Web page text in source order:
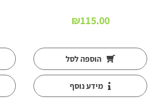
₪115.00
הוספה לסל
מידע נוסף